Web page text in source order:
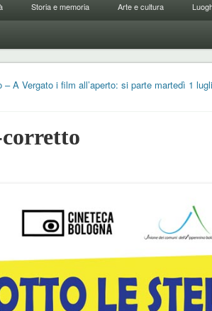
Storia e memoria Arte e cultura
– A Vergato i film all’aperto: si parte martedì 1